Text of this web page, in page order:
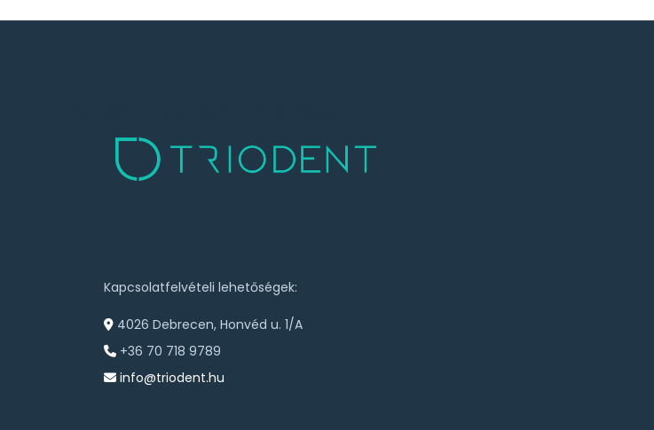
Kapcsolatfelvételi lehetőségek:
4026 Debrecen, Honvéd u. 1/A
+36 70 718 9789
info@triodent.hu